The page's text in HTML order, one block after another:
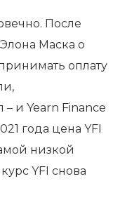
После
Маска о
оплату
и Yearn Finance
года цена YFI
низкой
YFI снова